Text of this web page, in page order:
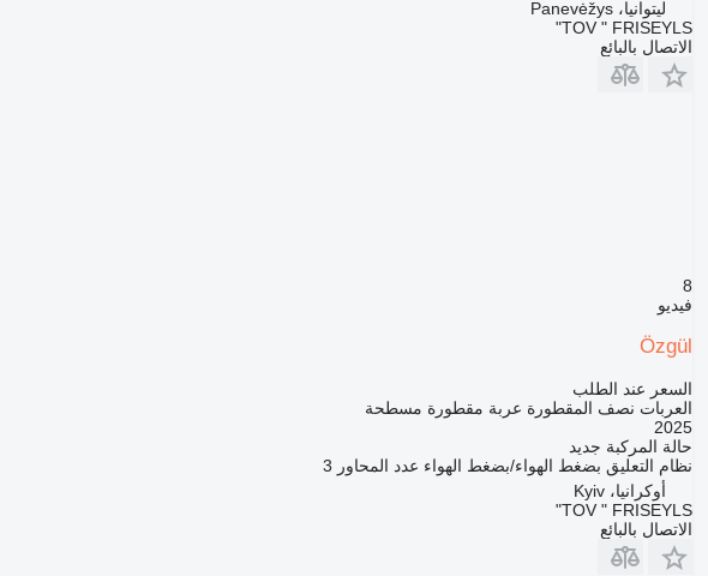
ليتوانيا، Panevėžys
TOV " FRISEYLS"
الاتصال بالبائع
8
فيديو
Özgül
السعر عند الطلب
العربات نصف المقطورة عربة مقطورة مسطحة
2025
حالة المركبة جديد
نظام التعليق بضغط الهواء/بضغط الهواء عدد المحاور 3
أوكرانيا، Kyiv
TOV " FRISEYLS"
الاتصال بالبائع